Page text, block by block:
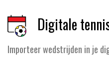
Digitale
Importeer wedstrijden in je